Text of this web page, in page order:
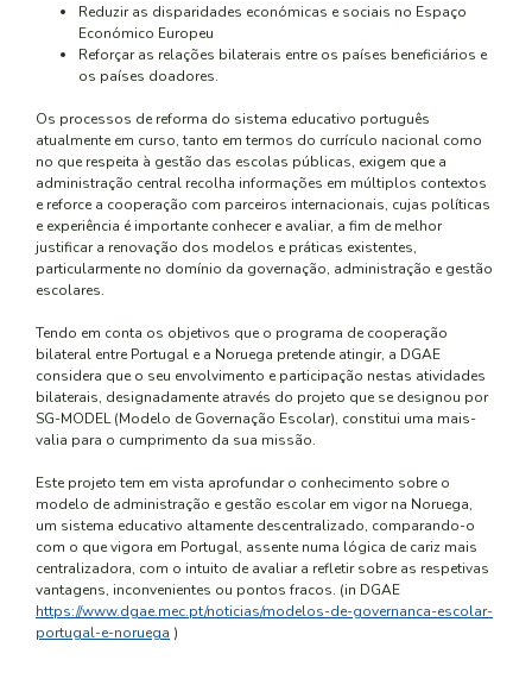
Reduzir as disparidades económicas e sociais no Espaço
Económico Europeu
Reforçar as relações bilaterais entre os países beneficiários e
os países doadores.
Os processos de reforma do sistema educativo português
atualmente em curso, tanto em termos do currículo nacional como
no que respeita à gestão das escolas públicas, exigem que a
administração central recolha informações em múltiplos contextos
e reforce a cooperação com parceiros internacionais, cujas políticas
e experiência é importante conhecer e avaliar, a fim de melhor
justificar a renovação dos modelos e práticas existentes,
particularmente no domínio da governação, administração e gestão
escolares.
Tendo em conta os objetivos que o programa de cooperação
bilateral entre Portugal e a Noruega pretende atingir, a DGAE
considera que o seu envolvimento e participação nestas atividades
bilaterais, designadamente através do projeto que se designou por
SG-MODEL (Modelo de Governação Escolar), constitui uma mais-
valia para o cumprimento da sua missão.
Este projeto tem em vista aprofundar o conhecimento sobre o
modelo de administração e gestão escolar em vigor na Noruega,
um sistema educativo altamente descentralizado, comparando-o
com o que vigora em Portugal, assente numa lógica de cariz mais
centralizadora, com o intuito de avaliar a refletir sobre as respetivas
vantagens, inconvenientes ou pontos fracos. (in DGAE
https://www.dgae.mec.pt/noticias/modelos-de-governanca-escolar-
portugal-e-noruega )